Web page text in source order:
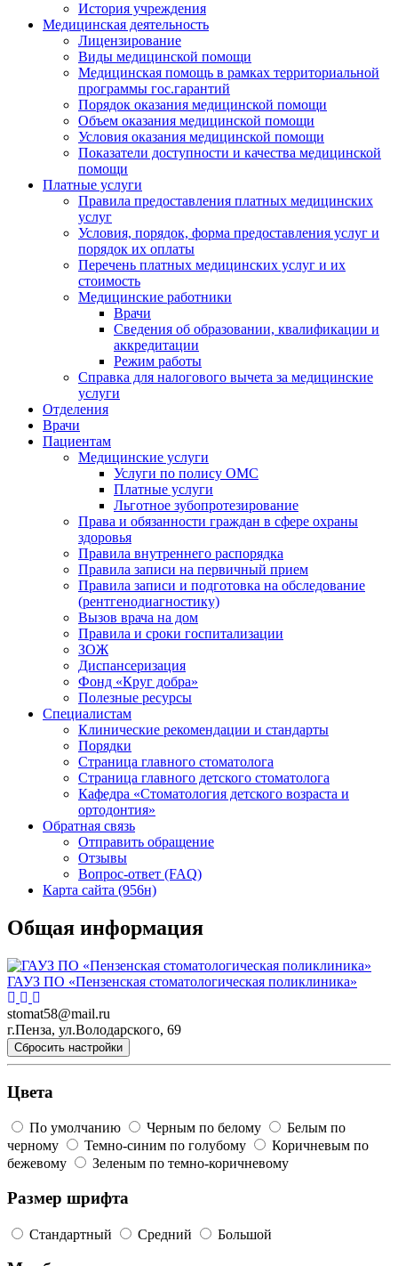
История учреждения
Медицинская деятельность
Лицензирование
Виды медицинской помощи
Медицинская помощь в рамках территориальной
программы гос.гарантий
Порядок оказания медицинской помощи
Объем оказания медицинской помощи
Условия оказания медицинской помощи
Показатели доступности и качества медицинской
помощи
Платные услуги
Правила предоставления платных медицинских
услуг
Условия, порядок, форма предоставления услуг и
порядок их оплаты
Перечень платных медицинских услуг и их
стоимость
Медицинские работники
Врачи
Сведения об образовании, квалификации и
аккредитации
Режим работы
Справка для налогового вычета за медицинские
услуги
Отделения
Врачи
Пациентам
Медицинские услуги
Услуги по полису ОМС
Платные услуги
Льготное зубопротезирование
Права и обязанности граждан в сфере охраны
здоровья
Правила внутреннего распорядка
Правила записи на первичный прием
Правила записи и подготовка на обследование
(рентгенодиагностику)
Вызов врача на дом
Правила и сроки госпитализации
ЗОЖ
Диспансеризация
Фонд «Круг добра»
Полезные ресурсы
Специалистам
Клинические рекомендации и стандарты
Порядки
Страница главного стоматолога
Страница главного детского стоматолога
Кафедра «Стоматология детского возраста и
ортодонтия»
Обратная связь
Отправить обращение
Отзывы
Вопрос-ответ (FAQ)
Карта сайта (956н)
Общая информация
ГАУЗ ПО «Пензенская стоматологическая поликлиника»
stomat58@mail.ru
г.Пенза, ул.Володарского, 69
Сбросить настройки
Цвета
По умолчанию Черным по белому
Белым по
черному
Темно-синим по голубому
Коричневым по
бежевому
Зеленым по темно-коричневому
Размер шрифта
Стандартный Средний Большой